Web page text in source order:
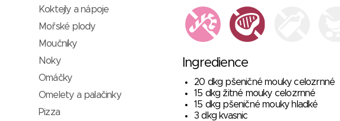
Koktejly a nápoje
Mořské plody
Moučníky
Noky
Omáčky
Omelety a palačinky
Pizza
Ingredience
20 dkg pšeničné mouky celozrnné
15 dkg žitné mouky celozrnné
15 dkg pšeničné mouky hladké
3 dkg kvasnic